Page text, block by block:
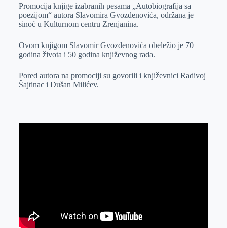
e
r
I
n
s
A
p
a
i
Promocija knjige izabranih pesama „Autobiografija sa
poezijom“ autora Slavomira Gvozdenovića, održana je
sinoć u Kulturnom centru Zrenjanina.
Ovom knjigom Slavomir Gvozdenovića obeležio je 70
godina života i 50 godina književnog rada.
Pored autora na promociji su govorili i književnici Radivoj
Šajtinac i Dušan Milićev.